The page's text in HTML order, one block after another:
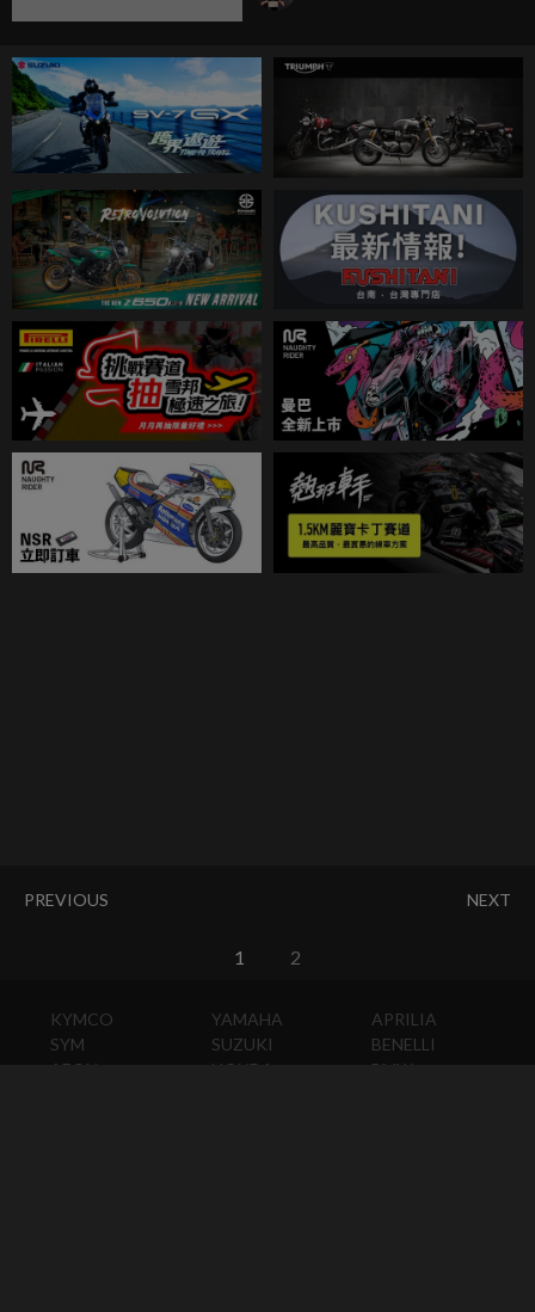
PREVIOUS NEXT
1 2
KYMCO
SYM
AEON
YAMAHA
SUZUKI
HONDA
APRILIA
BENELLI
BMW